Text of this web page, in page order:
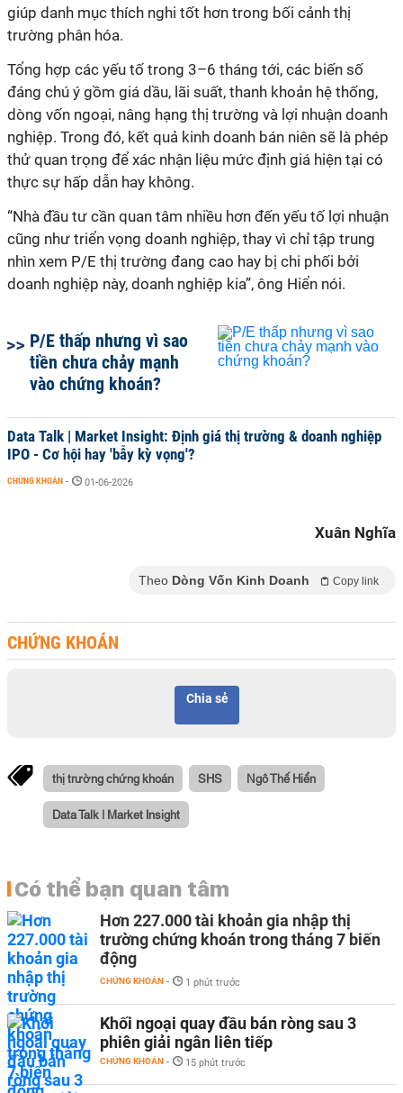
giúp danh mục thích nghi tốt hơn trong bối cảnh thị
trường phân hóa.
Tổng hợp các yếu tố trong 3–6 tháng tới, các biến số
đáng chú ý gồm giá dầu, lãi suất, thanh khoản hệ thống,
dòng vốn ngoại, nâng hạng thị trường và lợi nhuận doanh
nghiệp. Trong đó, kết quả kinh doanh bán niên sẽ là phép
thử quan trọng để xác nhận liệu mức định giá hiện tại có
thực sự hấp dẫn hay không.
“Nhà đầu tư cần quan tâm nhiều hơn đến yếu tố lợi nhuận
cũng như triển vọng doanh nghiệp, thay vì chỉ tập trung
nhìn xem P/E thị trường đang cao hay bị chi phối bởi
doanh nghiệp này, doanh nghiệp kia”, ông Hiển nói.
P/E thấp nhưng vì sao
tiền chưa chảy mạnh
vào chứng khoán?
Data Talk | Market Insight: Định giá thị trường & doanh nghiệp
IPO - Cơ hội hay 'bẫy kỳ vọng'?
CHỨNG KHOÁN - 01-06-2026
Xuân Nghĩa
Theo Dòng Vốn Kinh Doanh Copy link
CHỨNG KHOÁN
Chia sẻ
thị trường chứng khoán SHS Ngô Thế Hiển
Data Talk | Market Insight
Có thể bạn quan tâm
Hơn 227.000 tài khoản gia nhập thị
trường chứng khoán trong tháng 7 biến
động
CHỨNG KHOÁN - 1 phút trước
Khối ngoại quay đầu bán ròng sau 3
phiên giải ngân liên tiếp
CHỨNG KHOÁN - 15 phút trước